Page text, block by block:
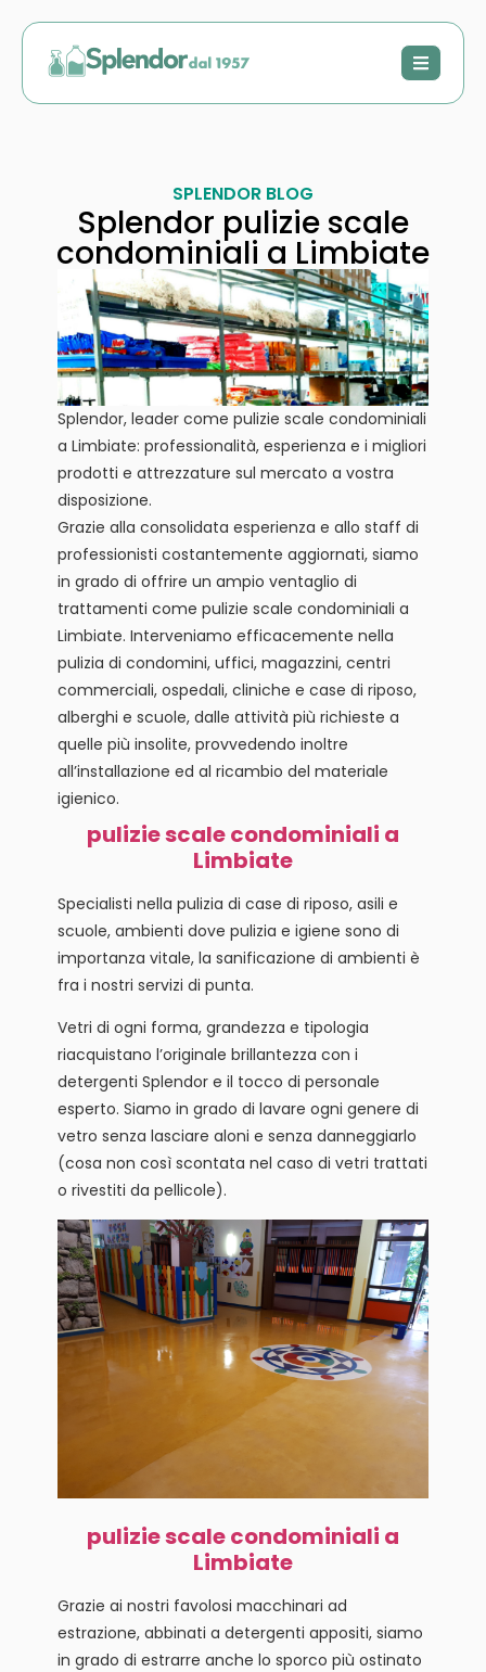
SPLENDOR BLOG
Splendor pulizie scale
condominiali a Limbiate
Splendor, leader come pulizie scale condominiali
a Limbiate: professionalità, esperienza e i migliori
prodotti e attrezzature sul mercato a vostra
disposizione.
Grazie alla consolidata esperienza e allo staff di
professionisti costantemente aggiornati, siamo
in grado di offrire un ampio ventaglio di
trattamenti come pulizie scale condominiali a
Limbiate. Interveniamo efficacemente nella
pulizia di condomini, uffici, magazzini, centri
commerciali, ospedali, cliniche e case di riposo,
alberghi e scuole, dalle attività più richieste a
quelle più insolite, provvedendo inoltre
all’installazione ed al ricambio del materiale
igienico.
pulizie scale condominiali a
Limbiate
Specialisti nella pulizia di case di riposo, asili e
scuole, ambienti dove pulizia e igiene sono di
importanza vitale, la sanificazione di ambienti è
fra i nostri servizi di punta.
Vetri di ogni forma, grandezza e tipologia
riacquistano l’originale brillantezza con i
detergenti Splendor e il tocco di personale
esperto. Siamo in grado di lavare ogni genere di
vetro senza lasciare aloni e senza danneggiarlo
(cosa non così scontata nel caso di vetri trattati
o rivestiti da pellicole).
pulizie scale condominiali a
Limbiate
Grazie ai nostri favolosi macchinari ad
estrazione, abbinati a detergenti appositi, siamo
in grado di estrarre anche lo sporco più ostinato